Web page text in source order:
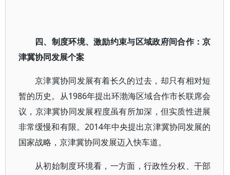
四、制度环境、激励约束与区域政府间合作：京
津冀协同发展个案
京津冀协同发展有着长久的过去，却只有相对短
暂的历史。从1986年提出环渤海区域合作市长联席会
议，京津冀协同发展程度虽有所加深，但实质性进展
非常缓慢和有限。2014年中央提出京津冀协同发展的
国家战略，京津冀协同发展迈入快车道。
从初始制度环境看，一方面，行政性分权、干部